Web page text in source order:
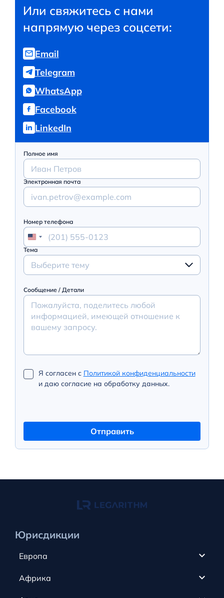
Или свяжитесь с нами
напрямую через соцсети:
Email
Telegram
WhatsApp
Facebook
LinkedIn
Полное имя
Электронная почта
Номер телефона
Тема
Выберите тему
Сообщение / Детали
Я согласен с Политикой конфиденциальности
и даю согласие на обработку данных.
Отправить
Юрисдикции
Европа
Кипр
Африка